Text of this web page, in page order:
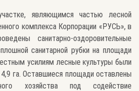
являющимся частью лесной
комплекса Корпорации «РУСЬ», в
санитарно-оздоровительные
санитарной рубки на площади
усилиям лесные культуры были
га. Оставшиеся площади оставлены
хозяйства под содействие